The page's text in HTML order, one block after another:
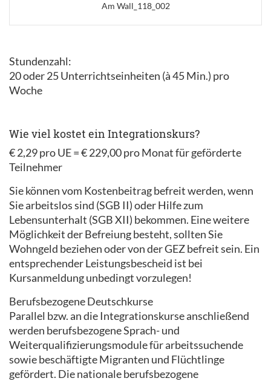
Am Wall_118_002
Stundenzahl:
20 oder 25 Unterrichtseinheiten (à 45 Min.) pro
Woche
Wie viel kostet ein Integrationskurs?
€ 2,29 pro UE = € 229,00 pro Monat für geförderte
Teilnehmer
Sie können vom Kostenbeitrag befreit werden, wenn
Sie arbeitslos sind (SGB II) oder Hilfe zum
Lebensunterhalt (SGB XII) bekommen. Eine weitere
Möglichkeit der Befreiung besteht, sollten Sie
Wohngeld beziehen oder von der GEZ befreit sein. Ein
entsprechender Leistungsbescheid ist bei
Kursanmeldung unbedingt vorzulegen!
Berufsbezogene Deutschkurse
Parallel bzw. an die Integrationskurse anschließend
werden berufsbezogene Sprach- und
Weiterqualifizierungsmodule für arbeitssuchende
sowie beschäftigte Migranten und Flüchtlinge
gefördert. Die nationale berufsbezogene